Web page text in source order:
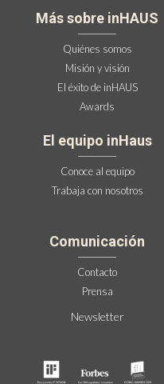
Más sobre inHAUS
Quiénes somos
Misión y visión
El éxito de inHAUS
Awards
El equipo inHaus
Conoce al equipo
Trabaja con nosotros
Comunicación
Contacto
Prensa
Newsletter